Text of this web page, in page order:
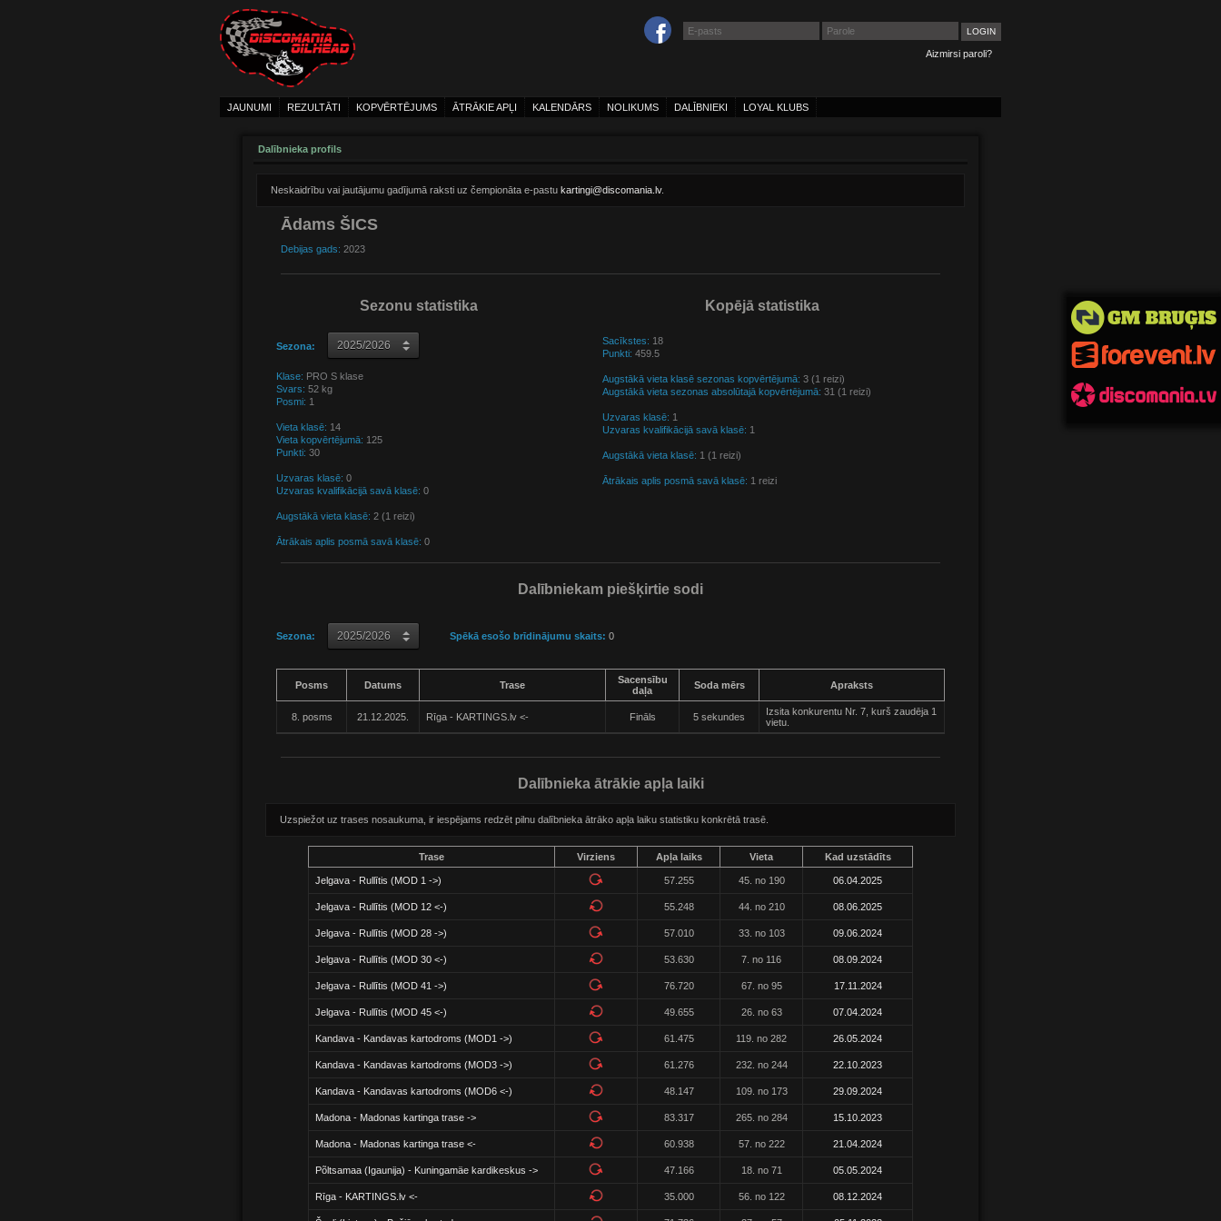
Aizmirsi paroli?
JAUNUMI REZULTĀTI KOPVĒRTĒJUMS ĀTRĀKIE APĻI KALENDĀRS NOLIKUMS DALĪBNIEKI LOYAL KLUBS
Dalībnieka profils
Neskaidrību vai jautājumu gadījumā raksti uz čempionāta e-pastu kartingi@discomania.lv.
Ādams ŠICS
Debijas gads: 2023
Sezonu statistika
Sezona:
Klase: PRO S klase
Svars: 52 kg
Posmi: 1
Vieta klasē: 14
Vieta kopvērtējumā: 125
Punkti: 30
Uzvaras klasē: 0
Uzvaras kvalifikācijā savā klasē: 0
Augstākā vieta klasē: 2 (1 reizi)
Ātrākais aplis posmā savā klasē: 0
Kopējā statistika
Sacīkstes: 18
Punkti: 459.5
Augstākā vieta klasē sezonas kopvērtējumā: 3 (1 reizi)
Augstākā vieta sezonas absolūtajā kopvērtējumā: 31 (1 reizi)
Uzvaras klasē: 1
Uzvaras kvalifikācijā savā klasē: 1
Augstākā vieta klasē: 1 (1 reizi)
Ātrākais aplis posmā savā klasē: 1 reizi
Dalībniekam piešķirtie sodi
Sezona: Spēkā esošo brīdinājumu skaits: 0
Posms Datums Trase
Sacensību
daļa
Soda mērs Apraksts
8. posms 21.12.2025. Rīga - KARTINGS.lv <- Fināls 5 sekundes
Izsita konkurentu Nr. 7, kurš zaudēja 1
vietu.
Dalībnieka ātrākie apļa laiki
Uzspiežot uz trases nosaukuma, ir iespējams redzēt pilnu dalībnieka ātrāko apļa laiku statistiku konkrētā trasē.
Trase Virziens Apļa laiks Vieta Kad uzstādīts
Jelgava - Rullītis (MOD 1 ->) 57.255 45. no 190 06.04.2025
Jelgava - Rullītis (MOD 12 <-) 55.248 44. no 210 08.06.2025
Jelgava - Rullītis (MOD 28 ->) 57.010 33. no 103 09.06.2024
Jelgava - Rullītis (MOD 30 <-) 53.630 7. no 116 08.09.2024
Jelgava - Rullītis (MOD 41 ->) 76.720 67. no 95 17.11.2024
Jelgava - Rullītis (MOD 45 <-) 49.655 26. no 63 07.04.2024
Kandava - Kandavas kartodroms (MOD1 ->) 61.475 119. no 282 26.05.2024
Kandava - Kandavas kartodroms (MOD3 ->) 61.276 232. no 244 22.10.2023
Kandava - Kandavas kartodroms (MOD6 <-) 48.147 109. no 173 29.09.2024
Madona - Madonas kartinga trase -> 83.317 265. no 284 15.10.2023
Madona - Madonas kartinga trase <- 60.938 57. no 222 21.04.2024
Põltsamaa (Igaunija) - Kuningamäe kardikeskus -> 47.166 18. no 71 05.05.2024
Rīga - KARTINGS.lv <- 35.000 56. no 122 08.12.2024